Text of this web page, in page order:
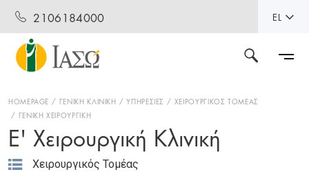
2106184000 EL
HOMEPAGE ΓΕΝΙΚΗ ΚΛΙΝΙΚΗ ΥΠΗΡΕΣΙΕΣ
ΧΕΙΡΟΥΡΓΙΚΟΣ ΤΟΜΕΑΣ
ΓΕΝΙΚΗ ΧΕΙΡΟΥΡΓΙΚΗ
Ε' Χειρουργική Κλινική
Χειρουργικός Τομέας